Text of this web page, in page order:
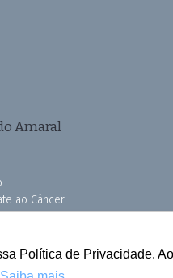
Política de Privacidade.
Amaral
ao Câncer